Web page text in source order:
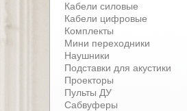
Кабели силовые
Кабели цифровые
Комплекты
Мини переходники
Наушники
Подставки для акустики
Проекторы
Пульты ДУ
Сабвуферы